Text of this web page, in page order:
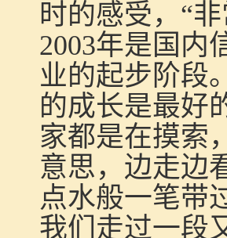
时的感受，“
2003年是国内
业的起步阶段
的成长是最好
家都是在摸索
意思，边走边
点水般一笔带
我们走过一段